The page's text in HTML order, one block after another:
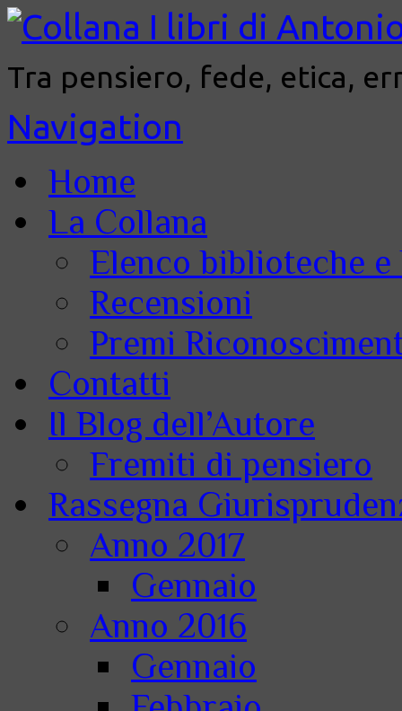
Tra pensiero, fede, etica,
Navigation
Home
La Collana
Elenco biblioteche
Recensioni
Premi
Contatti
Il Blog dell’Autore
Fremiti di pensiero
Rassegna
Anno 2017
Gennaio
Anno 2016
Gennaio